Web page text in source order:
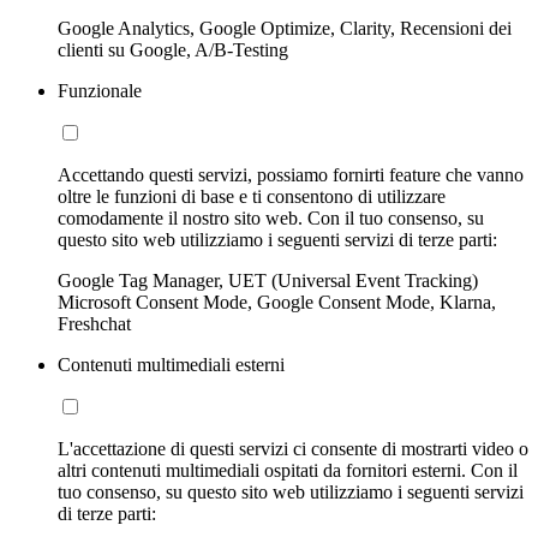
Google Analytics, Google Optimize, Clarity, Recensioni dei
clienti su Google, A/B-Testing
Funzionale
Accettando questi servizi, possiamo fornirti feature che vanno
oltre le funzioni di base e ti consentono di utilizzare
comodamente il nostro sito web. Con il tuo consenso, su
questo sito web utilizziamo i seguenti servizi di terze parti:
Google Tag Manager, UET (Universal Event Tracking)
Microsoft Consent Mode, Google Consent Mode, Klarna,
Freshchat
Contenuti multimediali esterni
L'accettazione di questi servizi ci consente di mostrarti video o
altri contenuti multimediali ospitati da fornitori esterni. Con il
tuo consenso, su questo sito web utilizziamo i seguenti servizi
di terze parti: